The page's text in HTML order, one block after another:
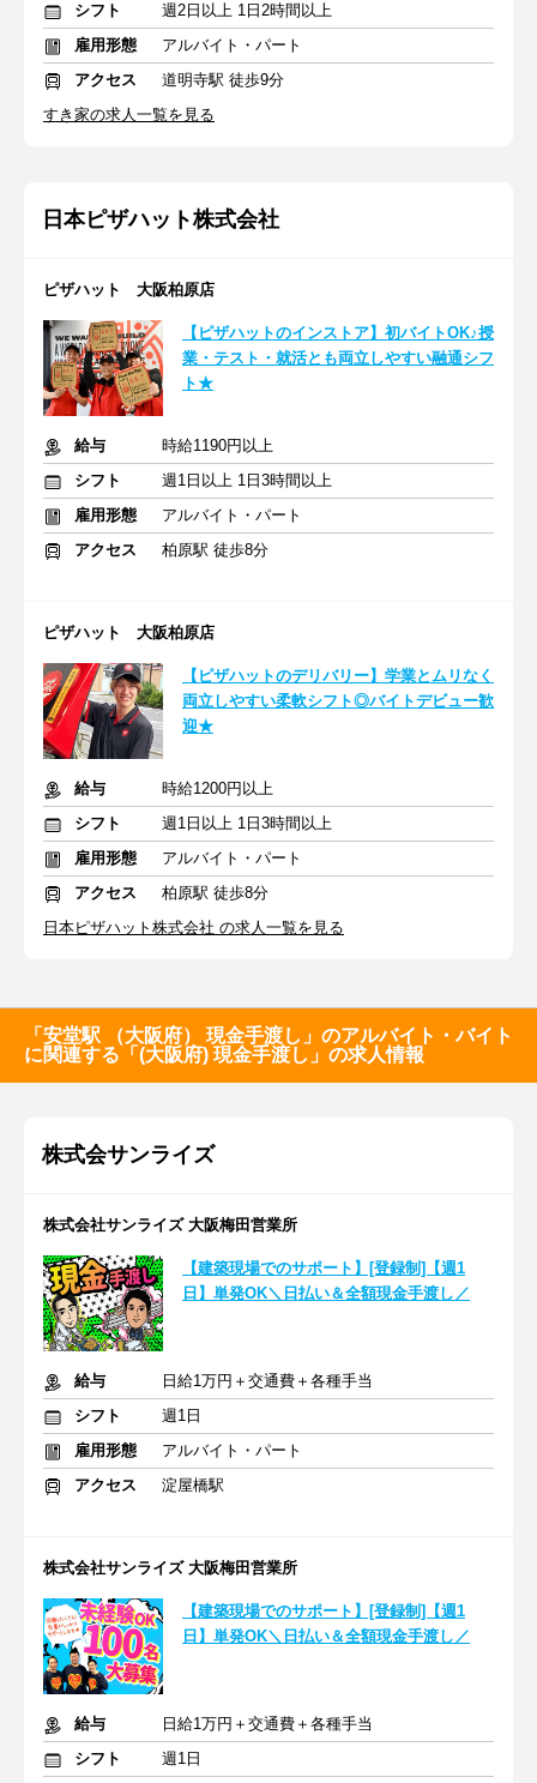
シフト
週2日以上 1日2時間以上
雇用形態
アルバイト・パート
アクセス
道明寺駅 徒歩9分
すき家の求人一覧を見る
日本ピザハット株式会社
ピザハット 大阪柏原店
【ピザハットのインストア】初バイトOK♪授
業・テスト・就活とも両立しやすい融通シフ
ト★
給与
時給1190円以上
シフト
週1日以上 1日3時間以上
雇用形態
アルバイト・パート
アクセス
柏原駅 徒歩8分
ピザハット 大阪柏原店
【ピザハットのデリバリー】学業とムリなく
両立しやすい柔軟シフト◎バイトデビュー歓
迎★
給与
時給1200円以上
シフト
週1日以上 1日3時間以上
雇用形態
アルバイト・パート
アクセス
柏原駅 徒歩8分
日本ピザハット株式会社 の求人一覧を見る
「安堂駅 （大阪府） 現金手渡し」のアルバイト・バイト
に関連する「(大阪府) 現金手渡し」の求人情報
株式会サンライズ
株式会社サンライズ 大阪梅田営業所
【建築現場でのサポート】[登録制]【週1
日】単発OK＼日払い＆全額現金手渡し／
給与
日給1万円＋交通費＋各種手当
シフト
週1日
雇用形態
アルバイト・パート
アクセス
淀屋橋駅
株式会社サンライズ 大阪梅田営業所
【建築現場でのサポート】[登録制]【週1
日】単発OK＼日払い＆全額現金手渡し／
給与
日給1万円＋交通費＋各種手当
シフト
週1日